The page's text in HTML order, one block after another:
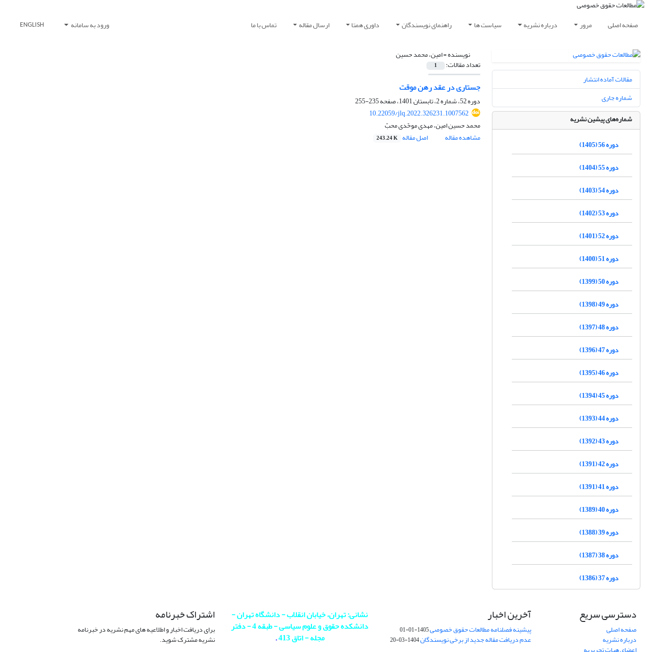
صفحه اصلی مرور درباره نشریه سیاست ها راهنمای نویسندگان داوری همتا ارسال مقاله تماس با ما ورود به سامانه ENGLISH
نویسنده =امین، محمد حسین
تعداد مقالات: 1
جستاری در عقد رهن موقت ‏
دوره 52، شماره 2، تابستان 1401، صفحه
235-255
10.22059/jlq.2022.326231.1007562
محمد حسین امین، مهدی موحّدی محبّ
مشاهده مقاله
اصل مقاله 243.24 K
مقالات آماده انتشار
شماره جاری
شماره‌های پیشین نشریه
دوره 56 (1405)
دوره 55 (1404)
دوره 54 (1403)
دوره 53 (1402)
دوره 52 (1401)
دوره 51 (1400)
دوره 50 (1399)
دوره 49 (1398)
دوره 48 (1397)
دوره 47 (1396)
دوره 46 (1395)
دوره 45 (1394)
دوره 44 (1393)
دوره 43 (1392)
دوره 42 (1391)
دوره 41 (1391)
دوره 40 (1389)
دوره 39 (1388)
دوره 38 (1387)
دوره 37 (1386)
دسترسی سریع
صفحه اصلی
درباره نشریه
آخرین اخبار
پیشینه فصلنامه مطالعات حقوق خصوصی1405-01-01
عدم دریافت مقاله جدید از برخی نویسندگان1404-03-20
نشانی: تهران، خیابان انقلاب - دانشگاه تهران -
دانشکده حقوق و علوم سیاسی - طبقه 4 - دفتر
مجله - اتاق 413
.
اشتراک خبرنامه
برای دریافت اخبار و اطلاعیه های مهم نشریه در خبرنامه
نشریه مشترک شوید.